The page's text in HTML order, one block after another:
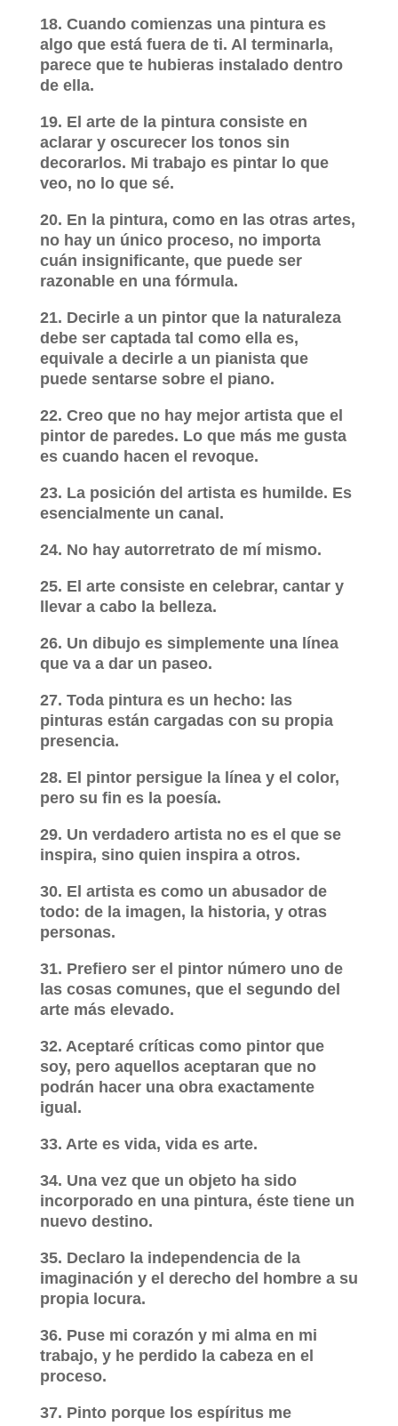
18. Cuando comienzas una pintura es
algo que está fuera de ti. Al terminarla,
parece que te hubieras instalado dentro
de ella.
19. El arte de la pintura consiste en
aclarar y oscurecer los tonos sin
decorarlos. Mi trabajo es pintar lo que
veo, no lo que sé.
20. En la pintura, como en las otras artes,
no hay un único proceso, no importa
cuán insignificante, que puede ser
razonable en una fórmula.
21. Decirle a un pintor que la naturaleza
debe ser captada tal como ella es,
equivale a decirle a un pianista que
puede sentarse sobre el piano.
22. Creo que no hay mejor artista que el
pintor de paredes. Lo que más me gusta
es cuando hacen el revoque.
23. La posición del artista es humilde. Es
esencialmente un canal.
24. No hay autorretrato de mí mismo.
25. El arte consiste en celebrar, cantar y
llevar a cabo la belleza.
26. Un dibujo es simplemente una línea
que va a dar un paseo.
27. Toda pintura es un hecho: las
pinturas están cargadas con su propia
presencia.
28. El pintor persigue la línea y el color,
pero su fin es la poesía.
29. Un verdadero artista no es el que se
inspira, sino quien inspira a otros.
30. El artista es como un abusador de
todo: de la imagen, la historia, y otras
personas.
31. Prefiero ser el pintor número uno de
las cosas comunes, que el segundo del
arte más elevado.
32. Aceptaré críticas como pintor que
soy, pero aquellos aceptaran que no
podrán hacer una obra exactamente
igual.
33. Arte es vida, vida es arte.
34. Una vez que un objeto ha sido
incorporado en una pintura, éste tiene un
nuevo destino.
35. Declaro la independencia de la
imaginación y el derecho del hombre a su
propia locura.
36. Puse mi corazón y mi alma en mi
trabajo, y he perdido la cabeza en el
proceso.
37. Pinto porque los espíritus me